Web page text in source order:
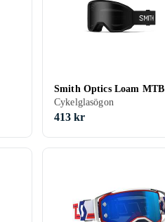
Smith Optics Loam MTB
Cykelglasögon
413 kr